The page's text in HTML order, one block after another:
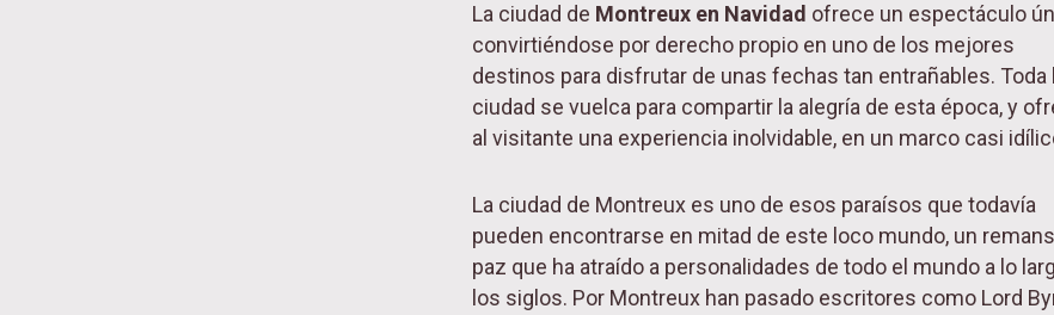
La ciudad de Montreux en Navidad ofrece un espectáculo
convirtiéndose por derecho propio en uno de los mejores
destinos para disfrutar de unas fechas tan entrañables. Toda
ciudad se vuelca para compartir la alegría de esta época, y
al visitante una experiencia inolvidable, en un marco casi
La ciudad de Montreux es uno de esos paraísos que todavía
pueden encontrarse en mitad de este loco mundo, un
paz que ha atraído a personalidades de todo el mundo a lo
los siglos. Por Montreux han pasado escritores como Lord